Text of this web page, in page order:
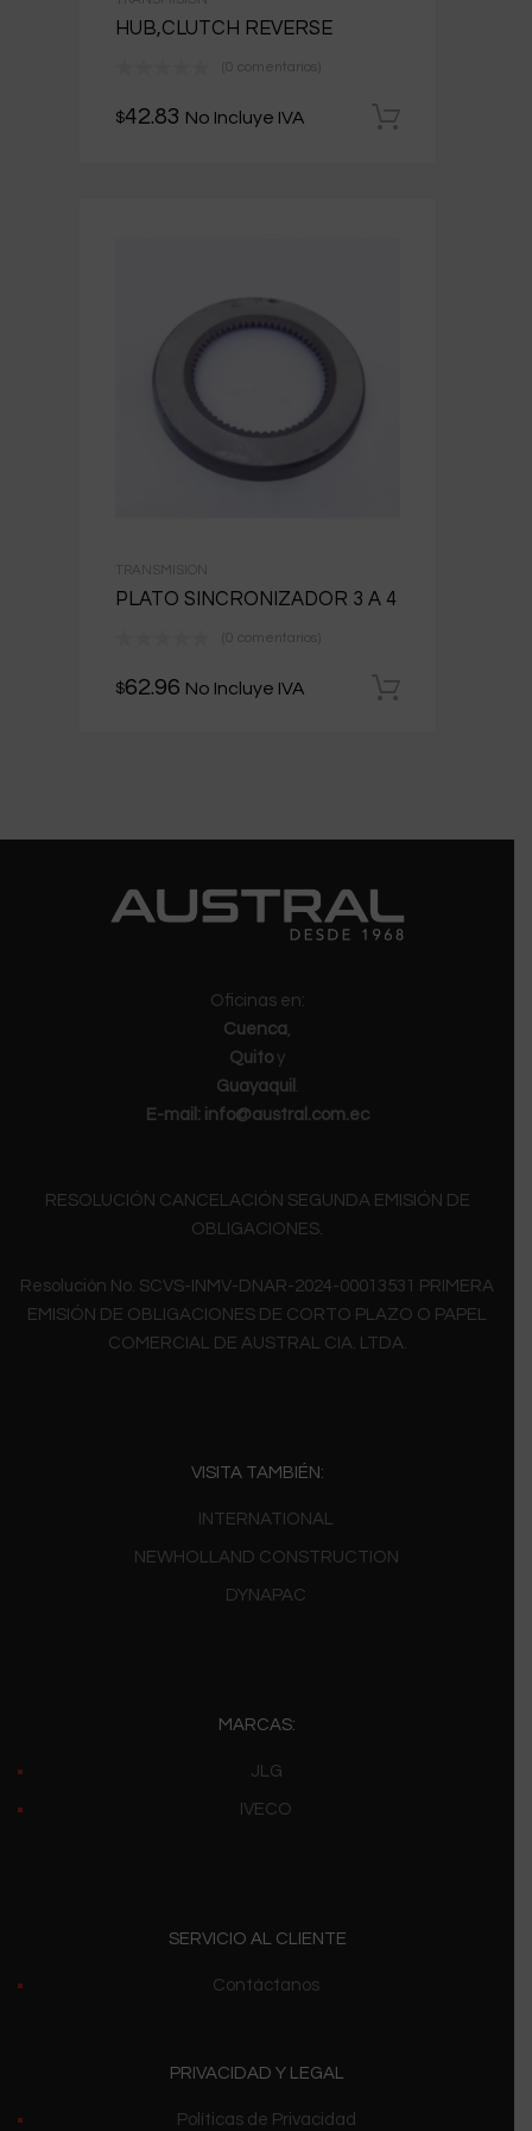
HUB,CLUTCH REVERSE
(0 comentarios)
$42.83 No Incluye IVA
TRANSMISION
PLATO SINCRONIZADOR 3 A 4
(0 comentarios)
$62.96 No Incluye IVA
Oficinas en:
Cuenca,
Quito y
Guayaquil .
E-mail: info@austral.com.ec
RESOLUCIÓN CANCELACIÓN SEGUNDA EMISIÓN DE
OBLIGACIONES.
Resolución No. SCVS-INMV-DNAR-2024-00013531 PRIMERA
EMISIÓN DE OBLIGACIONES DE CORTO PLAZO O PAPEL
COMERCIAL DE AUSTRAL CIA. LTDA.
VISITA TAMBIÉN:
INTERNATIONAL
NEWHOLLAND CONSTRUCTION
DYNAPAC
MARCAS:
JLG
IVECO
SERVICIO AL CLIENTE
Contáctanos
PRIVACIDAD Y LEGAL
Políticas de Privacidad